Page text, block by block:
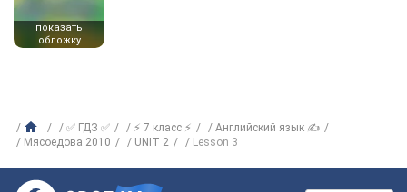
показать
обложку
✅ ГДЗ ✅ ⚡ 7 класс ⚡
Английский язык ✍
Мясоедова 2010
UNIT 2 Lesson 3